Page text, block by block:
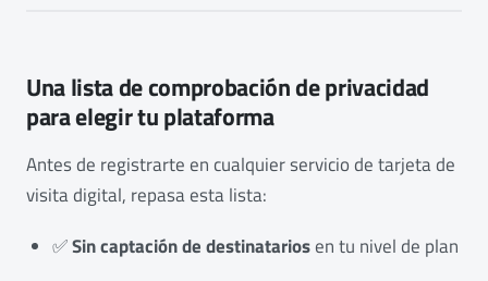
Una lista de comprobación de privacidad
para elegir tu plataforma
Antes de registrarte en cualquier servicio de tarjeta de
visita digital, repasa esta lista:
✅Sin captación de destinatariosen tu nivel de plan